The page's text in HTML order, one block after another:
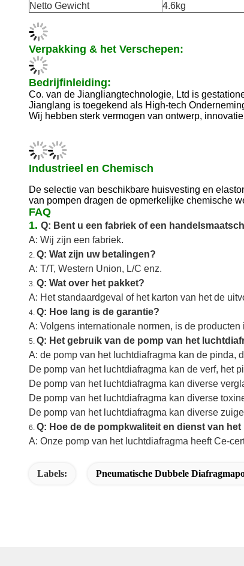
Netto Gewicht
4.6kg
Verpakking & het Verschepen:
Bedrijfinleiding:
Co. van de Jiangliangtechnologie, Ltd is
Jianglang is toegekend als High-tech
Wij hebben sterk vermogen van ontwerp,
Industrieel en Chemisch
De selectie van beschikbare huisvesting en
van pompen dragen de opmerkelijke chemische
FAQ
1. Q: Bent u een fabriek of een
A: Wij zijn een fabriek.
2. Q: Wat zijn uw betalingen?
A: T/T, Western Union, L/C enz.
3. Q: Wat over het pakket?
A: Het standaardgeval of het karton van het de
4. Q: Hoe lang is de garantie?
A: Volgens internationale normen, is de
5. Q: Het gebruik van de pomp van het
A: de pomp van het luchtdiafragma kan de pinda,
De pomp van het luchtdiafragma kan de verf, het
De pomp van het luchtdiafragma kan diverse
De pomp van het luchtdiafragma kan diverse
De pomp van het luchtdiafragma kan diverse
6. Q: Hoe de de pompkwaliteit en dienst van
A: Onze pomp van het luchtdiafragma heeft Ce-
Labels: Pneumatische Dubbele